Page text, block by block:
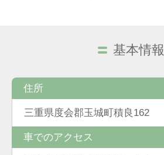
基本情報
住所
三重県度会郡玉城町積良162
車でのアクセス